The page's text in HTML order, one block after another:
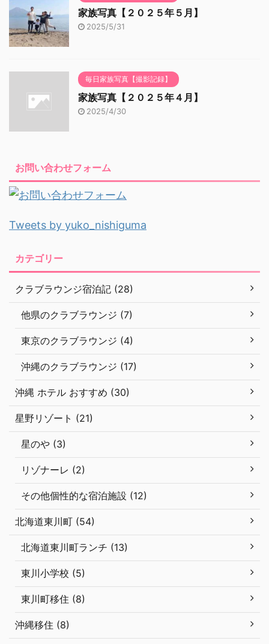
家族写真【２０２５年５月】
2025/5/31
毎日家族写真【撮影記録】
家族写真【２０２５年４月】
2025/4/30
お問い合わせフォーム
Tweets by yuko_nishiguma
カテゴリー
クラブラウンジ宿泊記 (28)
他県のクラブラウンジ (7)
東京のクラブラウンジ (4)
沖縄のクラブラウンジ (17)
沖縄 ホテル おすすめ (30)
星野リゾート (21)
星のや (3)
リゾナーレ (2)
その他個性的な宿泊施設 (12)
北海道東川町 (54)
北海道東川町ランチ (13)
東川小学校 (5)
東川町移住 (8)
沖縄移住 (8)